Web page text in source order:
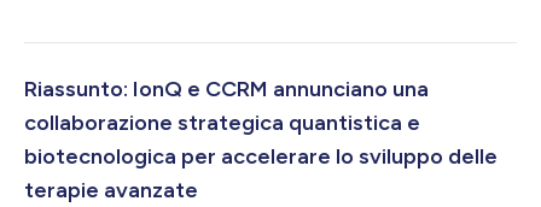
possesso del suo sistema esistente IonQ Forte Enterprise e
generazione. Questo nuovo accordo porta a oltre 60 milioni di
Riassunto: IonQ e CCRM annunciano una
collaborazione strategica quantistica e
biotecnologica per accelerare lo sviluppo delle
terapie avanzate